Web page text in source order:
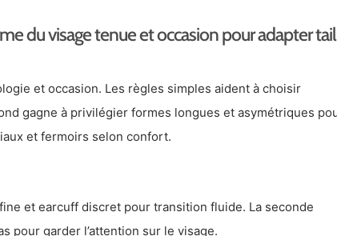
du visage tenue et occasion pour adapter
et occasion. Les règles simples aident à choisir
gagne à privilégier formes longues et asymétriques
et fermoirs selon confort.
et earcuff discret pour transition fluide. La seconde
pour garder l’attention sur le visage.